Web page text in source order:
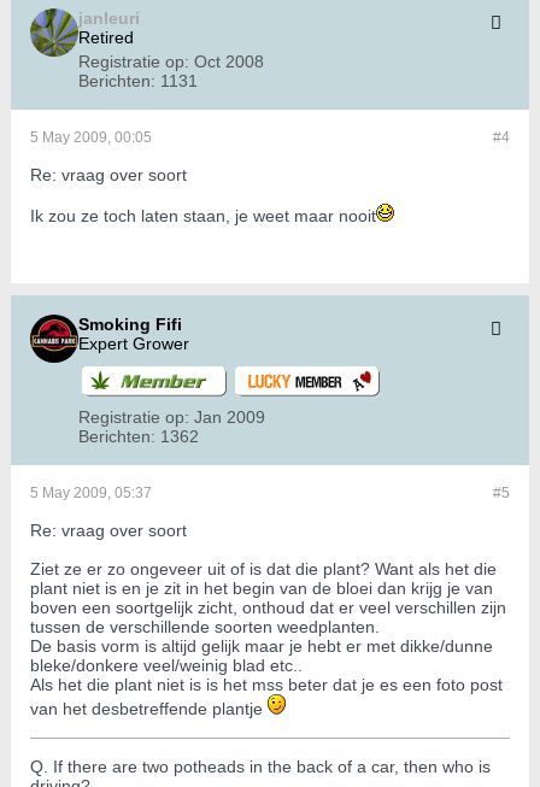
janleuri
Retired
Registratie op: Oct 2008
Berichten: 1131
#4
5 May 2009, 00:05
Re: vraag over soort
Ik zou ze toch laten staan, je weet maar nooit
Smoking Fifi
Expert Grower
Registratie op: Jan 2009
Berichten: 1362
#5
5 May 2009, 05:37
Re: vraag over soort
Ziet ze er zo ongeveer uit of is dat die plant? Want als het die
plant niet is en je zit in het begin van de bloei dan krijg je van
boven een soortgelijk zicht, onthoud dat er veel verschillen zijn
tussen de verschillende soorten weedplanten.
De basis vorm is altijd gelijk maar je hebt er met dikke/dunne
bleke/donkere veel/weinig blad etc..
Als het die plant niet is is het mss beter dat je es een foto post
van het desbetreffende plantje
Q. If there are two potheads in the back of a car, then who is